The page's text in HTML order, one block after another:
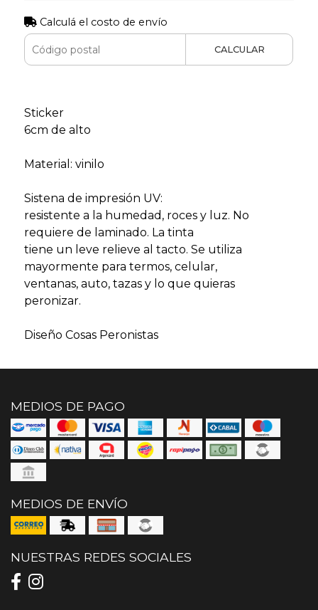
Calculá el costo de envío
CALCULAR
Sticker
6cm de alto
Material: vinilo
Sistena de impresión UV:
resistente a la humedad, roces y luz. No
requiere de laminado. La tinta
tiene un leve relieve al tacto. Se utiliza
mayormente para termos, celular,
ventanas, auto, tazas y lo que quieras
peronizar.
Diseño Cosas Peronistas
MEDIOS DE PAGO
MEDIOS DE ENVÍO
NUESTRAS REDES SOCIALES